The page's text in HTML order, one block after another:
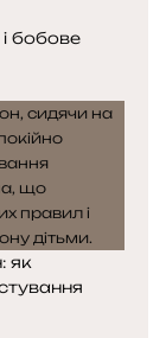
бобове
як